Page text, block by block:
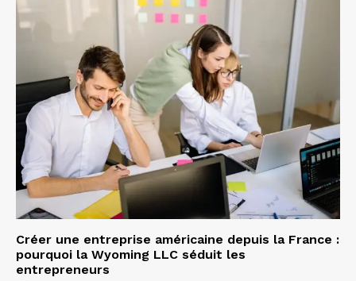
Créer une entreprise américaine depuis la France :
pourquoi la Wyoming LLC séduit les
entrepreneurs